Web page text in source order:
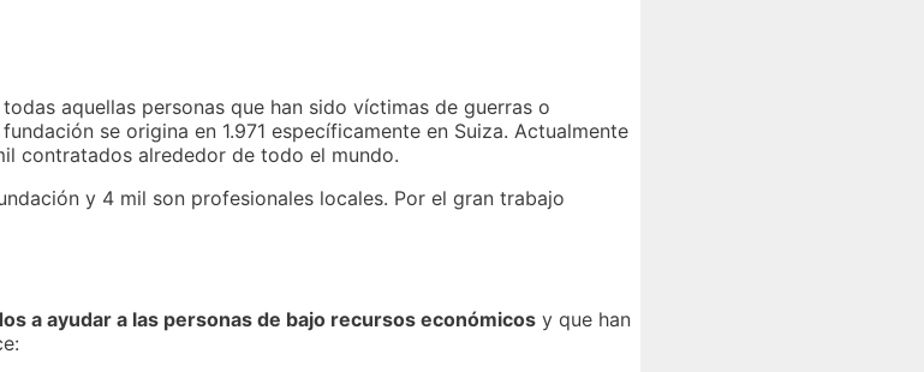
aquellas personas que han sido víctimas de guerras o
se origina en 1.971 específicamente en Suiza. Actualmente
contratados alrededor de todo el mundo.
y 4 mil son profesionales locales. Por el gran trabajo
a ayudar a las personas de bajo recursos económicos y que han